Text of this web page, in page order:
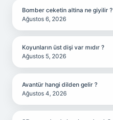
Bomber ceketin altina ne giyilir ?
Ağustos 6, 2026
Koyunların üst dişi var mıdır ?
Ağustos 5, 2026
Avantür hangi dilden gelir ?
Ağustos 4, 2026